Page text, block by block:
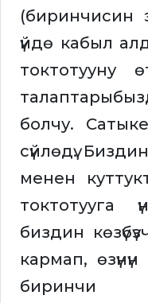
(биринчисин
үйдө кабыл
токтотууну
болчу.
сүйлөдү.
менен
токтотууга
биздин
кармап,
биринчи